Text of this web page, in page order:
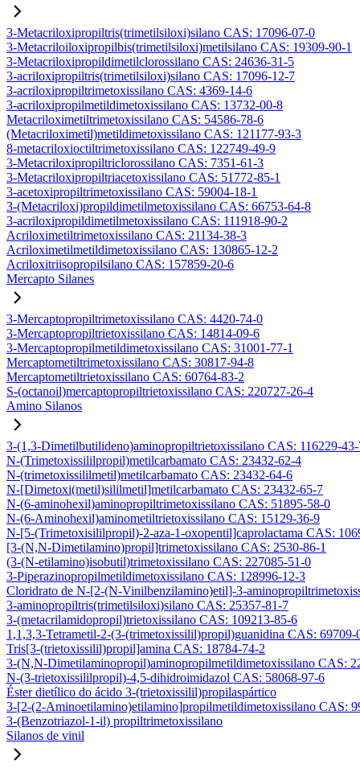
3-Metacriloxipropiltris(trimetilsiloxi)silano CAS: 17096-07-0
3-Metacriloiloxipropilbis(trimetilsiloxi)metilsilano CAS: 19309-90-1
3-Metacriloxipropildimetilclorossilano CAS: 24636-31-5
3-acriloxipropiltris(trimetilsiloxi)silano CAS: 17096-12-7
3-acriloxipropiltrimetoxissilano CAS: 4369-14-6
3-acriloxipropilmetildimetoxissilano CAS: 13732-00-8
Metacriloximetiltrimetoxissilano CAS: 54586-78-6
(Metacriloximetil)metildimetoxissilano CAS: 121177-93-3
8-metacriloxioctiltrimetoxissilano CAS: 122749-49-9
3-Metacriloxipropiltriclorossilano CAS: 7351-61-3
3-Metacriloxipropiltriacetoxissilano CAS: 51772-85-1
3-acetoxipropiltrimetoxissilano CAS: 59004-18-1
3-(Metacriloxi)propildimetilmetoxissilano CAS: 66753-64-8
3-acriloxipropildimetilmetoxissilano CAS: 111918-90-2
Acriloximetiltrimetoxissilano CAS: 21134-38-3
Acriloximetilmetildimetoxissilano CAS: 130865-12-2
Acriloxitriisopropilsilano CAS: 157859-20-6
Mercapto Silanes
3-Mercaptopropiltrimetoxissilano CAS: 4420-74-0
3-Mercaptopropiltrietoxissilano CAS: 14814-09-6
3-Mercaptopropilmetildimetoxissilano CAS: 31001-77-1
Mercaptometiltrimetoxissilano CAS: 30817-94-8
Mercaptometiltrietoxissilano CAS: 60764-83-2
S-(octanoil)mercaptopropiltrietoxissilano CAS: 220727-26-4
Amino Silanos
3-(1,3-Dimetilbutilideno)aminopropiltrietoxissilano CAS: 116229-
N-(Trimetoxissililpropil)metilcarbamato CAS: 23432-62-4
N-(trimetoxissililmetil)metilcarbamato CAS: 23432-64-6
N-[Dimetoxi(metil)sililmetil]metilcarbamato CAS: 23432-65-7
N-(6-aminohexil)aminopropiltrimetoxissilano CAS: 51895-58-0
N-(6-Aminohexil)aminometiltrietoxissilano CAS: 15129-36-9
N-[5-(Trimetoxisililpropil)-2-aza-1-oxopentil]caprolactama CAS:
[3-(N,N-Dimetilamino)propil]trimetoxissilano CAS: 2530-86-1
(3-(N-etilamino)isobutil)trimetoxissilano CAS: 227085-51-0
3-Piperazinopropilmetildimetoxissilano CAS: 128996-12-3
Cloridrato de N-[2-(N-Vinilbenzilamino)etil]-3-
3-aminopropiltris(trimetilsiloxi)silano CAS: 25357-81-7
3-(metacrilamidopropil)trietoxissilano CAS: 109213-85-6
1,1,3,3-Tetrametil-2-(3-(trimetoxissilil)propil)guanidina CAS: 69709-
Tris[3-(trietoxissilil)propil]amina CAS: 18784-74-2
3-(N,N-Dimetilaminopropil)aminopropilmetildimetoxissilano CAS:
N-(3-trietoxissililpropil)-4,5-dihidroimidazol CAS: 58068-97-6
Éster dietílico do ácido 3-(trietoxissilil)propilaspártico
3-[2-(2-Aminoetilamino)etilamino]propilmetildimetoxissilano CAS:
3-(Benzotriazol-1-il) propiltrimetoxissilano
Silanos de vinil